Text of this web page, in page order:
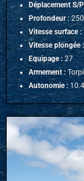
Déplacement S/
Profondeur :
Vitesse surface :
Vitesse plongée :
Equipage :27
Armement :
Autonomie :